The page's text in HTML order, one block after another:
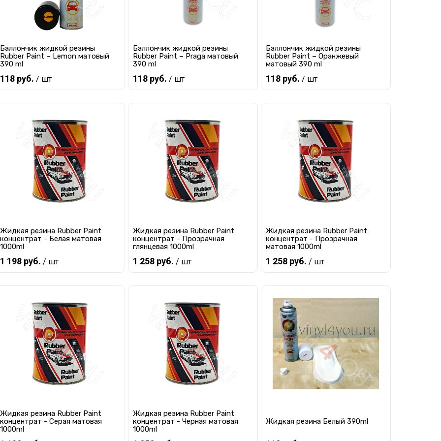
Баллончик жидкой резины
Rubber Paint – Lemon матовый
390 ml
118 руб. / шт
Купить в 1 клик К сравнению
В избранное Под заказ
Баллончик жидкой резины
Rubber Paint – Praga матовый
390 ml
118 руб. / шт
Купить в 1 клик К сравнению
В избранное Под заказ
Баллончик жидкой резины
Rubber Paint – Оранжевый
матовый 390 ml
118 руб. / шт
Купить в 1 клик К сравнению
В избранное Под заказ
Жидкая резина Rubber Paint
концентрат - Белая матовая
1000ml
1 198 руб. / шт
Купить в 1 клик К сравнению
В избранное Под заказ
Жидкая резина Rubber Paint
концентрат - Прозрачная
глянцевая 1000ml
1 258 руб. / шт
Купить в 1 клик К сравнению
В избранное Под заказ
Жидкая резина Rubber Paint
концентрат - Прозрачная
матовая 1000ml
1 258 руб. / шт
Купить в 1 клик
В избранное Под заказ
Жидкая резина Rubber Paint
концентрат - Серая матовая
1000ml
Жидкая резина Rubber Paint
концентрат - Черная матовая
1000ml
Жидкая резина Белый 390ml